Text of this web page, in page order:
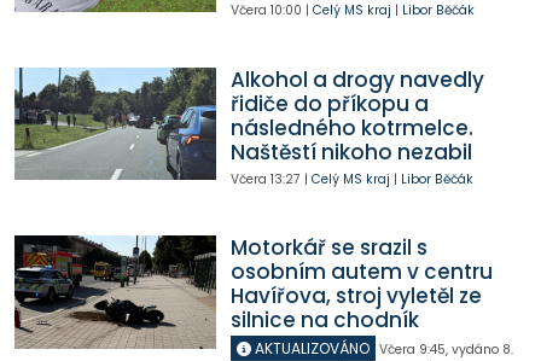
Včera 10:00 | Celý MS kraj | Libor Běčák
Alkohol a drogy navedly
řidiče do příkopu a
následného kotrmelce.
Naštěstí nikoho nezabil
Včera 13:27 | Celý MS kraj | Libor Běčák
Motorkář se srazil s
osobním autem v centru
Havířova, stroj vyletěl ze
silnice na chodník
AKTUALIZOVÁNO Včera 9:45, vydáno 8.